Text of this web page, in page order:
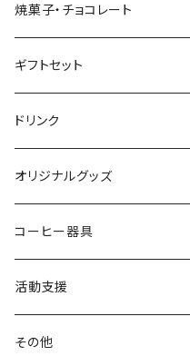
クリックポスト配送セット
コーヒー豆 200g (個別銘柄)
ブレンド
シングルオリジン
ドリップバッグ・コーヒーバッグ
水出しコーヒーパック
焼菓子・チョコレート
うさぎのビスケット
焼きドーナツ
コインチョコレート
ギフトセット
ドリンク
ミルクコーヒーの素
オリジナルサイダー
オリジナルグッズ
雑貨
マグカップ
コーヒー器具
ペーパーフィルター
台形
KINTO SLOW COFFEE
活動支援
その他